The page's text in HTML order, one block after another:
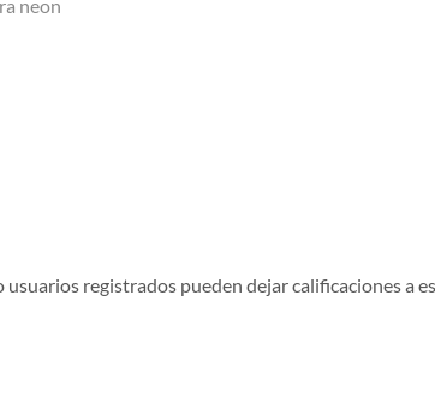
neon
usuarios registrados pueden dejar calificaciones a